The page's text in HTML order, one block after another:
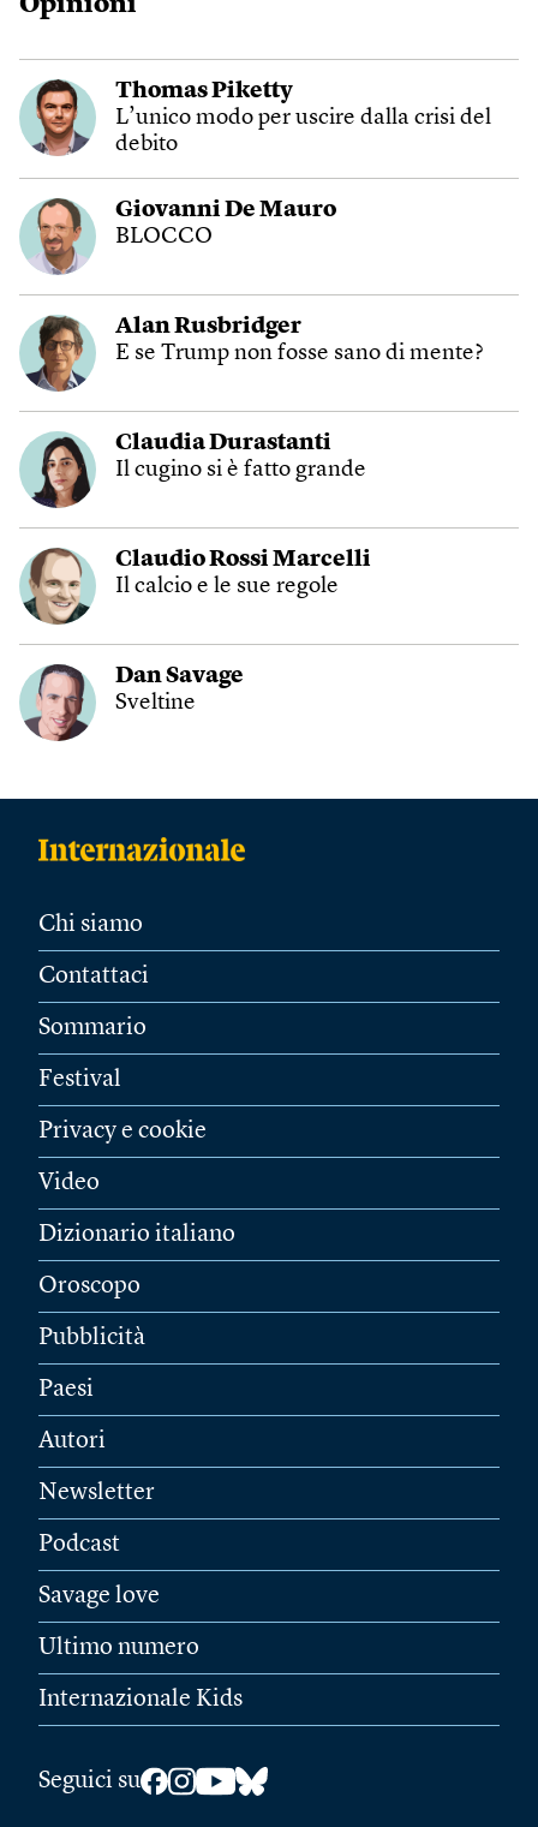
Thomas Piketty
L’unico modo per uscire dalla crisi del
debito
Giovanni De Mauro
BLOCCO
Alan Rusbridger
E se Trump non fosse sano di mente?
Claudia Durastanti
Il cugino si è fatto grande
Claudio Rossi Marcelli
Il calcio e le sue regole
Dan Savage
Sveltine
Chi siamo
Contattaci
Sommario
Festival
Privacy e cookie
Video
Dizionario italiano
Oroscopo
Pubblicità
Paesi
Autori
Newsletter
Podcast
Savage love
Ultimo numero
Internazionale Kids
Seguici su